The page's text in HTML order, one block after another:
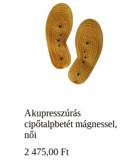
Akupresszúrás
cipőtalpbetét mágnessel,
női
2 475,00 Ft